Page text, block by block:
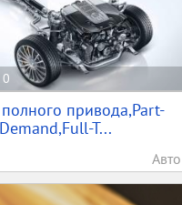
0
привода,Part-
T...
Авто